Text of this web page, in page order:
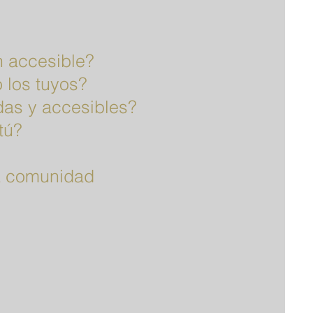
accesible?
los tuyos?
y accesibles?
comunidad